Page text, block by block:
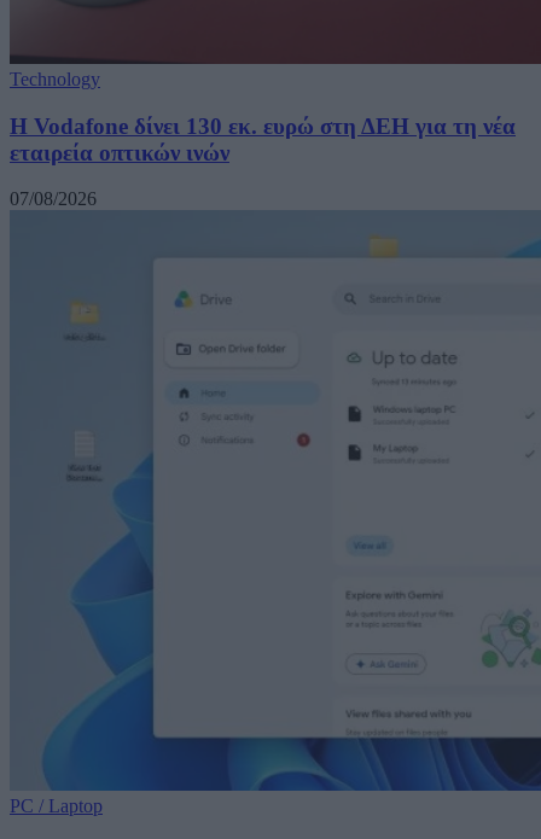
Technology
H Vodafone δίνει 130 εκ. ευρώ στη ΔΕΗ για τη νέα
εταιρεία οπτικών ινών
07/08/2026
PC / Laptop